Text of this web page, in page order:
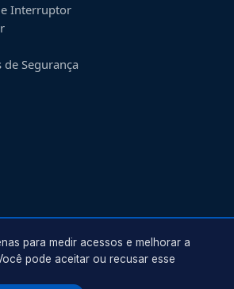
e Interruptor
Segurança
para medir acessos e melhorar a
pode aceitar ou recusar esse